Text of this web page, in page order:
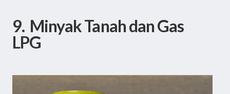
9. Minyak Tanah dan Gas
LPG